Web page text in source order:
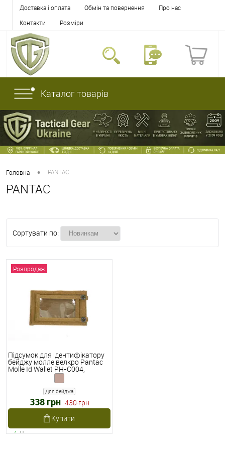
Доставка і оплата Обмін та повернення
Про нас
Контакти
Розміри
Каталог товарів
Головна • PANTAC
PANTAC
Сортувати по:
Розпродаж
Підсумок для ідентифікатору
бейджу молле велкро Pantac
Molle Id Wallet PH-C004,
Для бейджа
338 грн 430 грн
Купити
Наявне